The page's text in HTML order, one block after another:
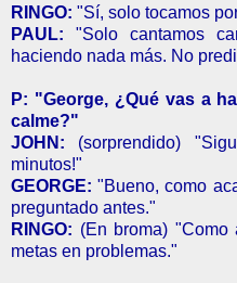
RINGO: "Sí, solo tocamos
PAUL: "Solo cantamos
haciendo nada más. No
P: "George, ¿Qué vas a
calme?"
JOHN: (sorprendido)
minutos!"
GEORGE: "Bueno, como
preguntado antes."
RINGO: (En broma)
metas en problemas."